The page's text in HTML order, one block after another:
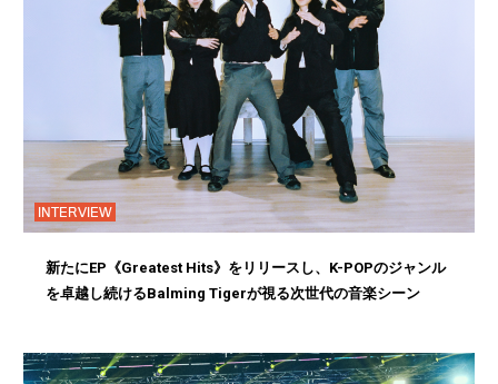
INTERVIEW
新たにEP《Greatest Hits》をリリースし、K-POPのジャンル
を卓越し続けるBalming Tigerが視る次世代の音楽シーン